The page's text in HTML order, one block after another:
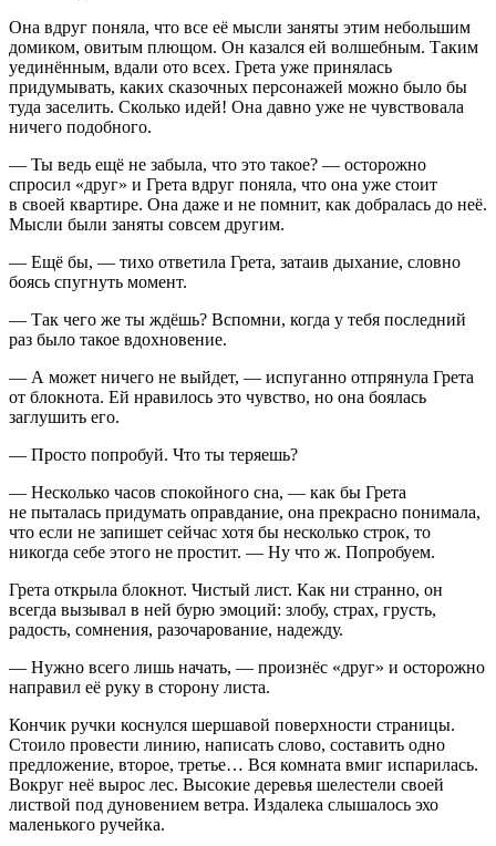
Она вдруг поняла, что все её мысли заняты этим небольшим
домиком, овитым плющом. Он казался ей волшебным. Таким
уединённым, вдали ото всех. Грета уже принялась
придумывать, каких сказочных персонажей можно было бы
туда заселить. Сколько идей! Она давно уже не чувствовала
ничего подобного.
— Ты ведь ещё не забыла, что это такое? — осторожно
спросил «друг» и Грета вдруг поняла, что она уже стоит
в своей квартире. Она даже и не помнит, как добралась до неё.
Мысли были заняты совсем другим.
— Ещё бы, — тихо ответила Грета, затаив дыхание, словно
боясь спугнуть момент.
— Так чего же ты ждёшь? Вспомни, когда у тебя последний
раз было такое вдохновение.
— А может ничего не выйдет, — испуганно отпрянула Грета
от блокнота. Ей нравилось это чувство, но она боялась
заглушить его.
— Просто попробуй. Что ты теряешь?
— Несколько часов спокойного сна, — как бы Грета
не пыталась придумать оправдание, она прекрасно понимала,
что если не запишет сейчас хотя бы несколько строк, то
никогда себе этого не простит. — Ну что ж. Попробуем.
Грета открыла блокнот. Чистый лист. Как ни странно, он
всегда вызывал в ней бурю эмоций: злобу, страх, грусть,
радость, сомнения, разочарование, надежду.
— Нужно всего лишь начать, — произнёс «друг» и осторожно
направил её руку в сторону листа.
Кончик ручки коснулся шершавой поверхности страницы.
Стоило провести линию, написать слово, составить одно
предложение, второе, третье… Вся комната вмиг испарилась.
Вокруг неё вырос лес. Высокие деревья шелестели своей
листвой под дуновением ветра. Издалека слышалось эхо
маленького ручейка.